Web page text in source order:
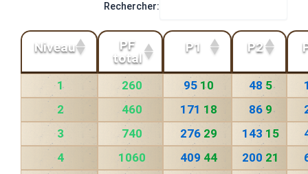
Rechercher:
Niveau
PF
total
P1 P2
1 260 95 10 48 5
2
460 171 18 86 9
3
740 276 29 143 15
4
1060 409 44 200 21